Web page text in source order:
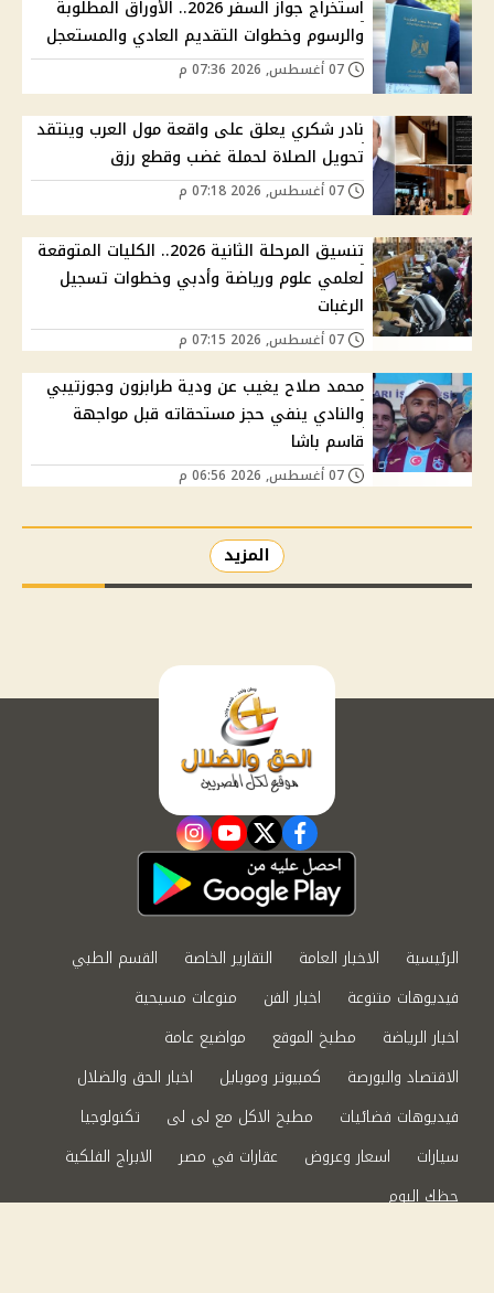
استخراج جواز السفر 2026.. الأوراق المطلوبة
والرسوم وخطوات التقديم العادي والمستعجل
نادر شكري يعلق على واقعة مول العرب وينتقد
تحويل الصلاة لحملة غضب وقطع رزق
تنسيق المرحلة الثانية 2026.. الكليات المتوقعة
لعلمي علوم ورياضة وأدبي وخطوات تسجيل
الرغبات
محمد صلاح يغيب عن ودية طرابزون وجوزتيبي
والنادي ينفي حجز مستحقاته قبل مواجهة
قاسم باشا
المزيد
facebook
twitter
youtube
instagram
الرئيسية الاخبار العامة التقارير الخاصة
القسم الطبي
فيديوهات متنوعة
اخبار الفن
منوعات مسيحية
اخبار الرياضة
مطبخ الموقع
مواضيع عامة
الاقتصاد والبورصة
كمبيوتر وموبايل
اخبار الحق والضلال
فيديوهات فضائيات
مطبخ الاكل مع لى لى
تكنولوجيا
سيارات
اسعار وعروض عقارات في مصر
الابراج الفلكية
حظك اليوم